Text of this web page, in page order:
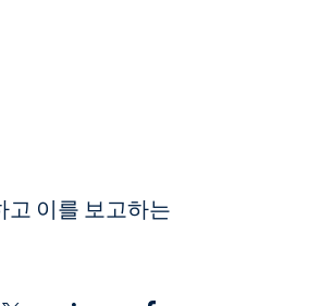
고 이를 보고하는